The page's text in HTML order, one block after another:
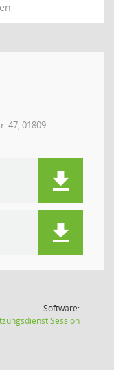
47, 01809
Software:
Session(Wird in